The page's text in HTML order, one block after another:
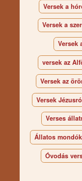
Versek a
Versek a
Versek
versek az
Versek az
Versek
Verses
Állatos
Óvodás